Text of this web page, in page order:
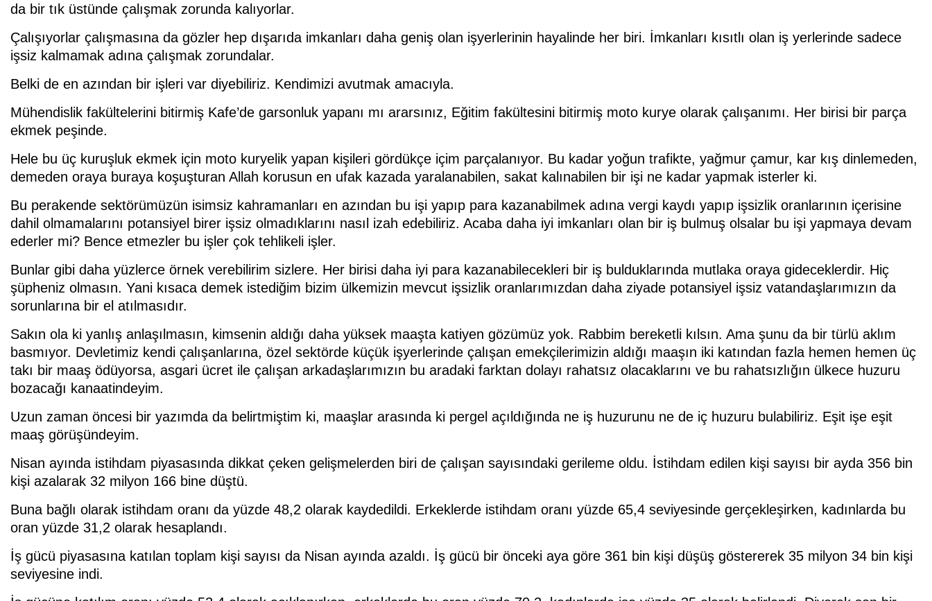
da bir tık üstünde çalışmak zorunda kalıyorlar.
Çalışıyorlar çalışmasına da gözler hep dışarıda imkanları daha geniş olan işyerlerinin hayalinde her biri. İmkanları kısıtlı olan iş yerlerinde sadece
işsiz kalmamak adına çalışmak zorundalar.
Belki de en azından bir işleri var diyebiliriz. Kendimizi avutmak amacıyla.
Mühendislik fakültelerini bitirmiş Kafe’de garsonluk yapanı mı ararsınız, Eğitim fakültesini bitirmiş moto kurye olarak çalışanımı. Her birisi bir parça
ekmek peşinde.
Hele bu üç kuruşluk ekmek için moto kuryelik yapan kişileri gördükçe içim parçalanıyor. Bu kadar yoğun trafikte, yağmur çamur, kar kış dinlemeden,
demeden oraya buraya koşuşturan Allah korusun en ufak kazada yaralanabilen, sakat kalınabilen bir işi ne kadar yapmak isterler ki.
Bu perakende sektörümüzün isimsiz kahramanları en azından bu işi yapıp para kazanabilmek adına vergi kaydı yapıp işsizlik oranlarının içerisine
dahil olmamalarını potansiyel birer işsiz olmadıklarını nasıl izah edebiliriz. Acaba daha iyi imkanları olan bir iş bulmuş olsalar bu işi yapmaya devam
ederler mi? Bence etmezler bu işler çok tehlikeli işler.
Bunlar gibi daha yüzlerce örnek verebilirim sizlere. Her birisi daha iyi para kazanabilecekleri bir iş bulduklarında mutlaka oraya gideceklerdir. Hiç
şüpheniz olmasın. Yani kısaca demek istediğim bizim ülkemizin mevcut işsizlik oranlarımızdan daha ziyade potansiyel işsiz vatandaşlarımızın da
sorunlarına bir el atılmasıdır.
Sakın ola ki yanlış anlaşılmasın, kimsenin aldığı daha yüksek maaşta katiyen gözümüz yok. Rabbim bereketli kılsın. Ama şunu da bir türlü aklım
basmıyor. Devletimiz kendi çalışanlarına, özel sektörde küçük işyerlerinde çalışan emekçilerimizin aldığı maaşın iki katından fazla hemen hemen üç
takı bir maaş ödüyorsa, asgari ücret ile çalışan arkadaşlarımızın bu aradaki farktan dolayı rahatsız olacaklarını ve bu rahatsızlığın ülkece huzuru
bozacağı kanaatindeyim.
Uzun zaman öncesi bir yazımda da belirtmiştim ki, maaşlar arasında ki pergel açıldığında ne iş huzurunu ne de iç huzuru bulabiliriz. Eşit işe eşit
maaş görüşündeyim.
Nisan ayında istihdam piyasasında dikkat çeken gelişmelerden biri de çalışan sayısındaki gerileme oldu. İstihdam edilen kişi sayısı bir ayda 356 bin
kişi azalarak 32 milyon 166 bine düştü.
Buna bağlı olarak istihdam oranı da yüzde 48,2 olarak kaydedildi. Erkeklerde istihdam oranı yüzde 65,4 seviyesinde gerçekleşirken, kadınlarda bu
oran yüzde 31,2 olarak hesaplandı.
İş gücü piyasasına katılan toplam kişi sayısı da Nisan ayında azaldı. İş gücü bir önceki aya göre 361 bin kişi düşüş göstererek 35 milyon 34 bin kişi
seviyesine indi.